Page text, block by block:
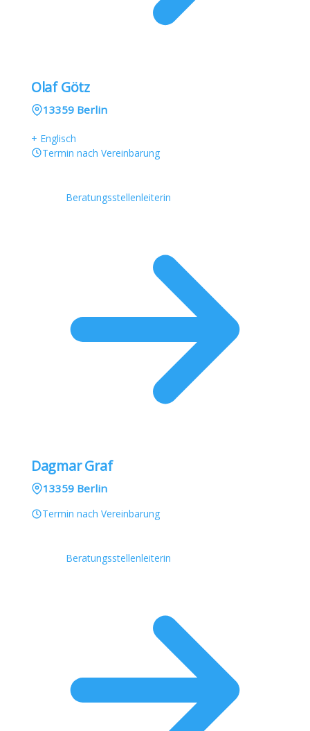
Olaf Götz
13359 Berlin
+ Englisch
Termin nach Vereinbarung
Beratungsstellenleiterin
Dagmar Graf
13359 Berlin
Termin nach Vereinbarung
Beratungsstellenleiterin